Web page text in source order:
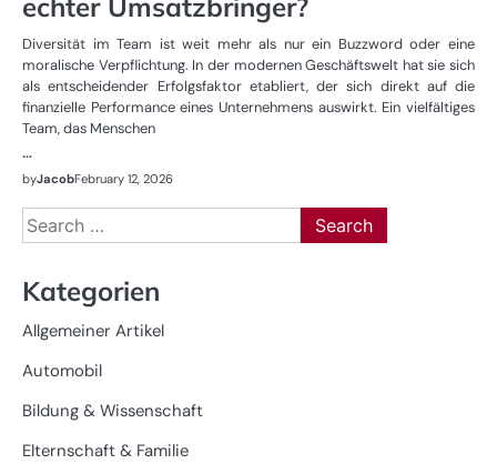
Diversität im Team ist weit mehr als nur ein Buzzword oder eine
moralische Verpflichtung. In der modernen Geschäftswelt hat sie sich
als entscheidender Erfolgsfaktor etabliert, der sich direkt auf die
finanzielle Performance eines Unternehmens auswirkt. Ein vielfältiges
Team, das Menschen
…
byJacobFebruary 12, 2026
Search
for:
Kategorien
Allgemeiner Artikel
Automobil
Bildung & Wissenschaft
Elternschaft & Familie